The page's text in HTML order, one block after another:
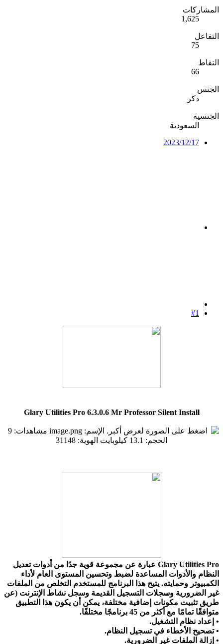
المشاركات
1,625
التفاعل
75
النقاط
66
الجنس
ذكر
الجنسية
السعودية
2023/12/17
#1
Glary Utilities Pro 6.3.0.6 Mr Professor Silent Install
Glary Utilities Pro عبارة عن مجموعة قوية جدًا من أدوات تعديل
النظام والأدوات المساعدة لضبط وتحسين المستوى العام لأداء
الكمبيوتر وحمايته. يتيح هذا البرنامج للمستخدم التخلص من الملفات
غير الضرورية وسجلات التسجيل القديمة وسجل نشاط الإنترنت (عن
طريق تثبيت مكونات إضافية مختلفة، يمكن أن يكون هذا التطبيق
متوافقًا تمامًا مع أكثر من 45 برنامجًا مختلفًا.
• إعداد نظام التشغيل.
• تصحيح الأخطاء في تسجيل النظام.
• إزالة الملفات غير الضرورية.